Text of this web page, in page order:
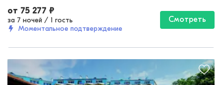
от 75 277 ₽
за 7 ночей / 1 гость
Моментальное подтверждение
Смотреть